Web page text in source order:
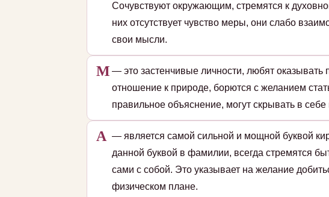
Сочувствуют окружающим, стремятся к
них отсутствует чувство меры, они слабо
свои мысли.
М — это застенчивые личности, любят
отношение к природе, борются с желанием
правильное объяснение, могут скрывать в
А — является самой сильной и мощной буквой
данной буквой в фамилии, всегда стремятся
сами с собой. Это указывает на желание
физическом плане.